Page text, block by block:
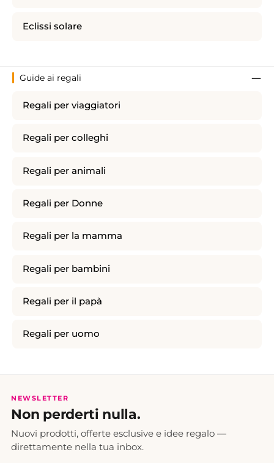
Eclissi solare
Guide ai regali
Regali per viaggiatori
Regali per colleghi
Regali per animali
Regali per Donne
Regali per la mamma
Regali per bambini
Regali per il papà
Regali per uomo
NEWSLETTER
Non perderti nulla.
Nuovi prodotti, offerte esclusive e idee regalo —
direttamente nella tua inbox.